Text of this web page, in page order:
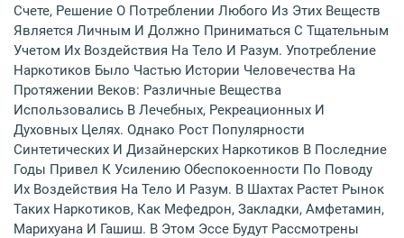
Счете, Решение О Потреблении Любого Из Этих Веществ
Является Личным И Должно Приниматься С Тщательным
Учетом Их Воздействия На Тело И Разум. Употребление
Наркотиков Было Частью Истории Человечества На
Протяжении Веков: Различные Вещества
Использовались В Лечебных, Рекреационных И
Духовных Целях. Однако Рост Популярности
Синтетических И Дизайнерских Наркотиков В Последние
Годы Привел К Усилению Обеспокоенности По Поводу
Их Воздействия На Тело И Разум. В Шахтах Растет Рынок
Таких Наркотиков, Как Мефедрон, Закладки, Амфетамин,
Марихуана И Гашиш. В Этом Эссе Будут Рассмотрены